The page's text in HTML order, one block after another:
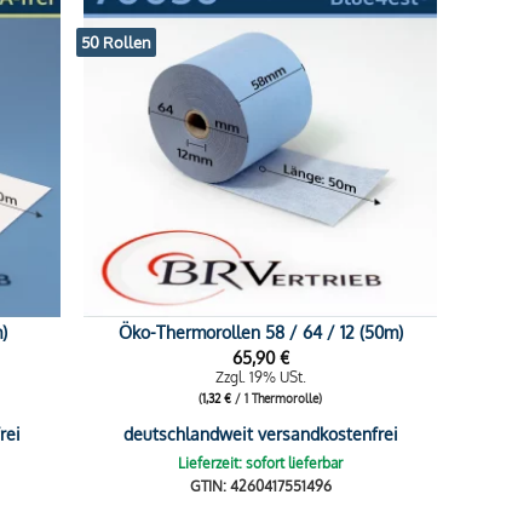
50 Rollen
Öko-Thermorollen 58 / 64 / 12 (50m)
65,90€
Zzgl. 19% USt.
(1,32€ / 1 Thermorolle)
deutschlandweit versandkostenfrei
Lieferzeit: sofort lieferbar
GTIN: 4260417551496